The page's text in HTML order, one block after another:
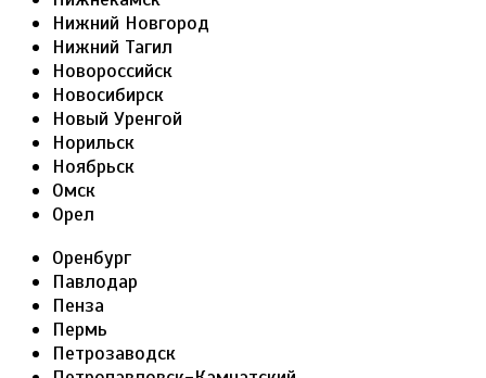
Нижний Новгород
Нижний Тагил
Новороссийск
Новосибирск
Новый Уренгой
Норильск
Ноябрьск
Омск
Орел
Оренбург
Павлодар
Пенза
Пермь
Петрозаводск